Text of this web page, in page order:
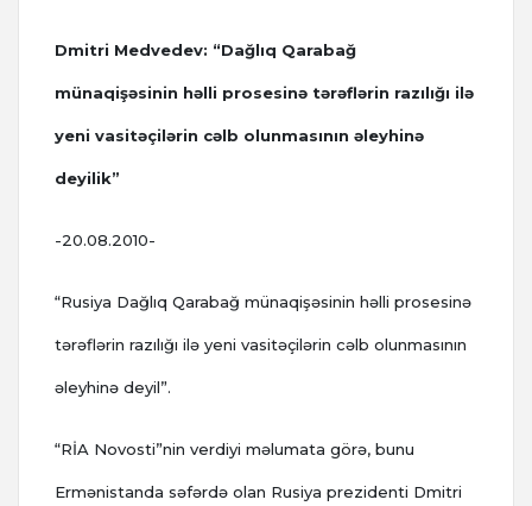
Dmitri Medvedev: “Dağlıq Qarabağ
münaqişəsinin həlli prosesinə tərəflərin razılığı ilə
yeni vasitəçilərin cəlb olunmasının əleyhinə
deyilik”
-20.08.2010-
“Rusiya Dağlıq Qarabağ münaqişəsinin həlli prosesinə
tərəflərin razılığı ilə yeni vasitəçilərin cəlb olunmasının
əleyhinə deyil”.
“RİA Novosti”nin verdiyi məlumata görə, bunu
Ermənistanda səfərdə olan Rusiya prezidenti Dmitri